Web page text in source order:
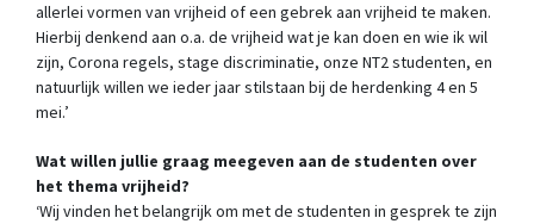
allerlei vormen van vrijheid of een gebrek aan vrijheid te maken.
Hierbij denkend aan o.a. de vrijheid wat je kan doen en wie ik wil
zijn, Corona regels, stage discriminatie, onze NT2 studenten, en
natuurlijk willen we ieder jaar stilstaan bij de herdenking 4 en 5
mei.’
Wat willen jullie graag meegeven aan de studenten over
het thema vrijheid?
‘Wij vinden het belangrijk om met de studenten in gesprek te zijn